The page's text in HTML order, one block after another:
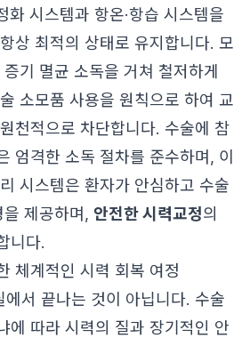
화 시스템과 항온·항습 시스템을
상 최적의 상태로 유지합니다. 모
기 멸균 소독을 거쳐 철저하게
소모품 사용을 원칙으로 하여 교
천적으로 차단합니다. 수술에 참
엄격한 소독 절차를 준수하며, 이
시스템은 환자가 안심하고 수술
제공하며, 안전한 시력교정의
니다.
체계적인 시력 회복 여정
서 끝나는 것이 아닙니다. 수술
에 따라 시력의 질과 장기적인 안